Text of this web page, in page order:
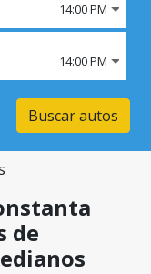
14:00 PM
14:00 PM
Buscar autos
de